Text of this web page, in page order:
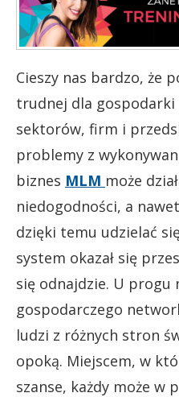
Cieszy nas bardzo, że
trudnej dla gospodarki
sektorów, firm i
problemy z
biznes MLM może
niedogodności, a
dzięki temu udzielać
system okazał się
się odnajdzie. U progu
gospodarczego
ludzi z różnych stron
opoką. Miejscem, w
szanse, każdy może w